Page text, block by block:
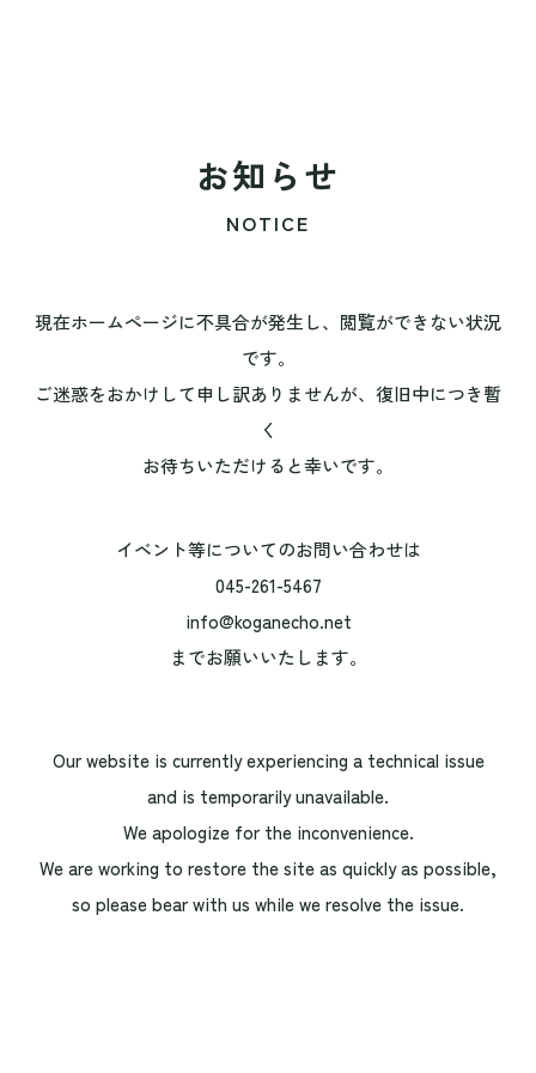
お知らせ
NOTICE
現在ホームページに不具合が発生し、閲覧ができない状況
です。
ご迷惑をおかけして申し訳ありませんが、復旧中につき暫
く
お待ちいただけると幸いです。
イベント等についてのお問い合わせは
045-261-5467
info@koganecho.net
までお願いいたします。
Our website is currently experiencing a technical issue
and is temporarily unavailable.
We apologize for the inconvenience.
We are working to restore the site as quickly as possible,
so please bear with us while we resolve the issue.